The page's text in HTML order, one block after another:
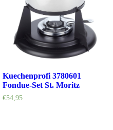
Kuechenprofi 3780601
Fondue-Set St. Moritz
€54,95